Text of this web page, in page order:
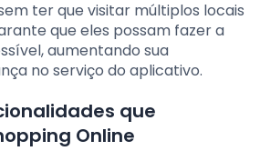
ter que visitar múltiplos locais
que eles possam fazer a
aumentando sua
no serviço do aplicativo.
que
Online